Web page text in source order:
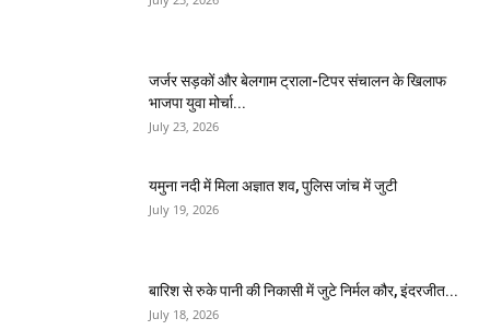
जर्जर सड़कों और बेलगाम ट्राला-टिपर संचालन के खिलाफ
भाजपा युवा मोर्चा...
July 23, 2026
यमुना नदी में मिला अज्ञात शव, पुलिस जांच में जुटी
July 19, 2026
बारिश से रुके पानी की निकासी में जुटे निर्मल कौर, इंदरजीत...
July 18, 2026